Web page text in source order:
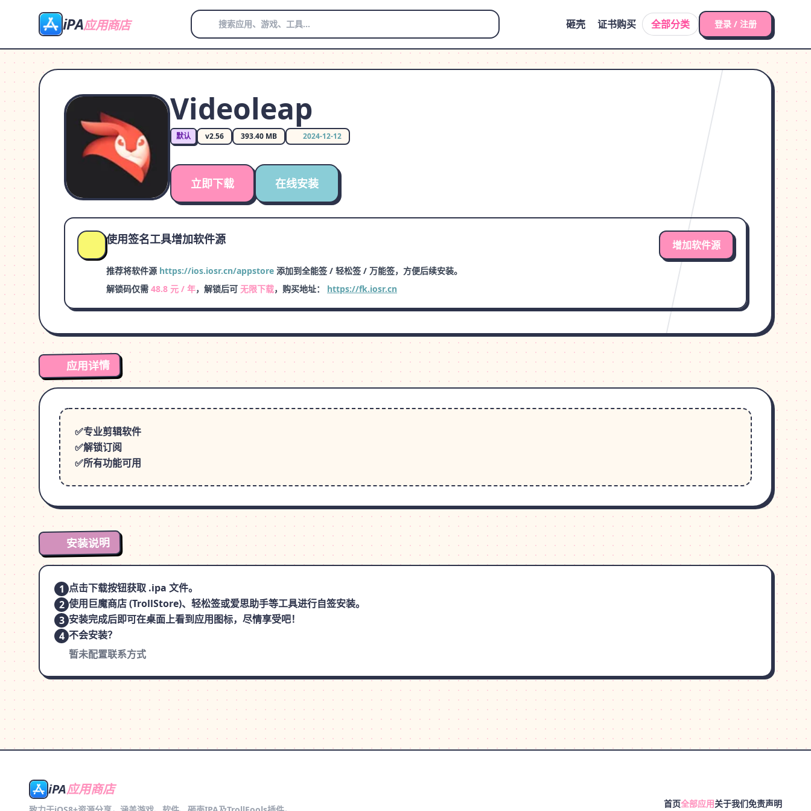
iPA应用商店 砸壳 证书购买 全部分类 登录 / 注册
Videoleap
默认 v2.56 393.40 MB 2024-12-12
立即下载 在线安装
使用签名工具增加软件源 增加软件源
推荐将软件源 https://ios.iosr.cn/appstore 添加到全能签 / 轻松签 / 万能签，方便后续安装。
解锁码仅需 48.8 元 / 年，解锁后可 无限下载，购买地址： https://fk.iosr.cn
应用详情
✅专业剪辑软件
✅解锁订阅
✅所有功能可用
安装说明
1 点击下载按钮获取 .ipa 文件。
2 使用巨魔商店 (TrollStore)、轻松签或爱思助手等工具进行自签安装。
3 安装完成后即可在桌面上看到应用图标，尽情享受吧！
4 不会安装？
暂未配置联系方式
iPA应用商店
首页全部应用关于我们免责声明